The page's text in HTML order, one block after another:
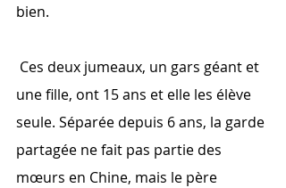
bien.
Ces deux jumeaux, un gars géant et
une fille, ont 15 ans et elle les élève
seule. Séparée depuis 6 ans, la garde
partagée ne fait pas partie des
mœurs en Chine, mais le père